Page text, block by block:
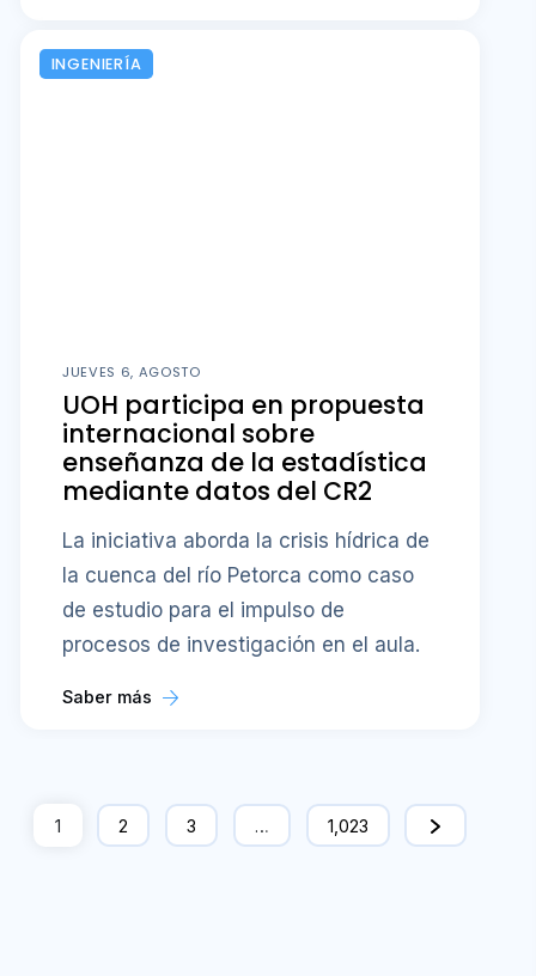
INGENIERÍA
JUEVES 6, AGOSTO
UOH participa en propuesta
internacional sobre
enseñanza de la estadística
mediante datos del CR2
La iniciativa aborda la crisis hídrica de
la cuenca del río Petorca como caso
de estudio para el impulso de
procesos de investigación en el aula.
Saber más
1 2 3 … 1,023